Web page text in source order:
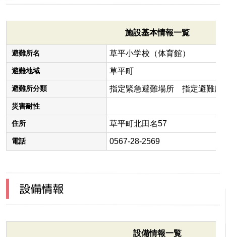
施設基本情報一覧
避難所名 草平小学校（体育館）
避難地域 草平町
避難所分類 指定緊急避難場所 指定避難所
災害耐性
住所 草平町北田名57
電話 0567-28-2569
設備情報
設備情報一覧